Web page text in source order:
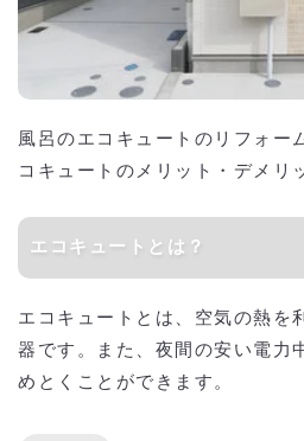
風呂のエコキュートのリフォー
コキュートのメリット・デメリ
エコキュートとは？
エコキュートとは、空気の熱を
器です。また、夜間の安い電力
めとくことができます。